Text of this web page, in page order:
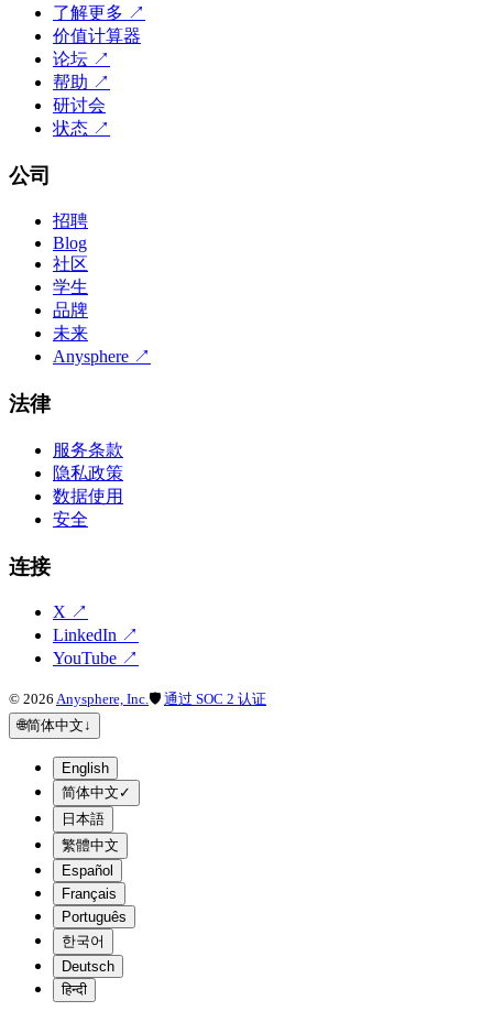
了解更多 ↗
价值计算器
论坛 ↗
帮助 ↗
研讨会
状态 ↗
公司
招聘
Blog
社区
学生
品牌
未来
Anysphere ↗
法律
服务条款
隐私政策
数据使用
安全
连接
X ↗
LinkedIn ↗
YouTube ↗
© 2026 Anysphere, Inc.🛡 通过 SOC 2 认证
🌐简体中文↓
English
简体中文 ✓
日本語
繁體中文
Español
Français
Português
한국어
Deutsch
हिन्दी